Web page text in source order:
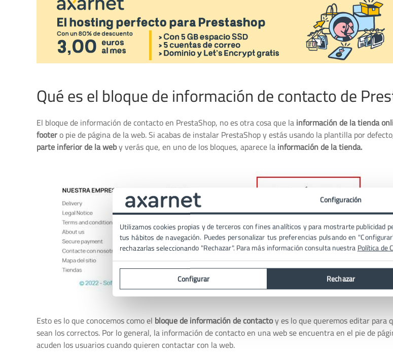
Qué es el bloque de información de contacto de
El bloque de información de contacto en PrestaShop, no es otra cosa que lainformación de la tienda
footero pie de página de la web. Si acabas de instalar PrestaShop y estás usando la plantilla por
parte inferior de la weby verás que, en uno de los bloques, aparece lainformación de la tienda.
Esto es lo que conocemos como el bloque de información de contactoy es lo que queremos editar para
sean los correctos. Por lo general, la información de contacto en una web se encuentra en el pie de
acuden los usuarios cuando quieren contactar con la web.
Configuración
Utilizamos cookies propias y de terceros con fines analíticos y para mostrarte publicidad
tus hábitos de navegación. Puedes personalizar tus preferencias pulsando en
rechazarlas seleccionando "Rechazar". Para más información consulta nuestraPolítica de
Configurar Rechazar